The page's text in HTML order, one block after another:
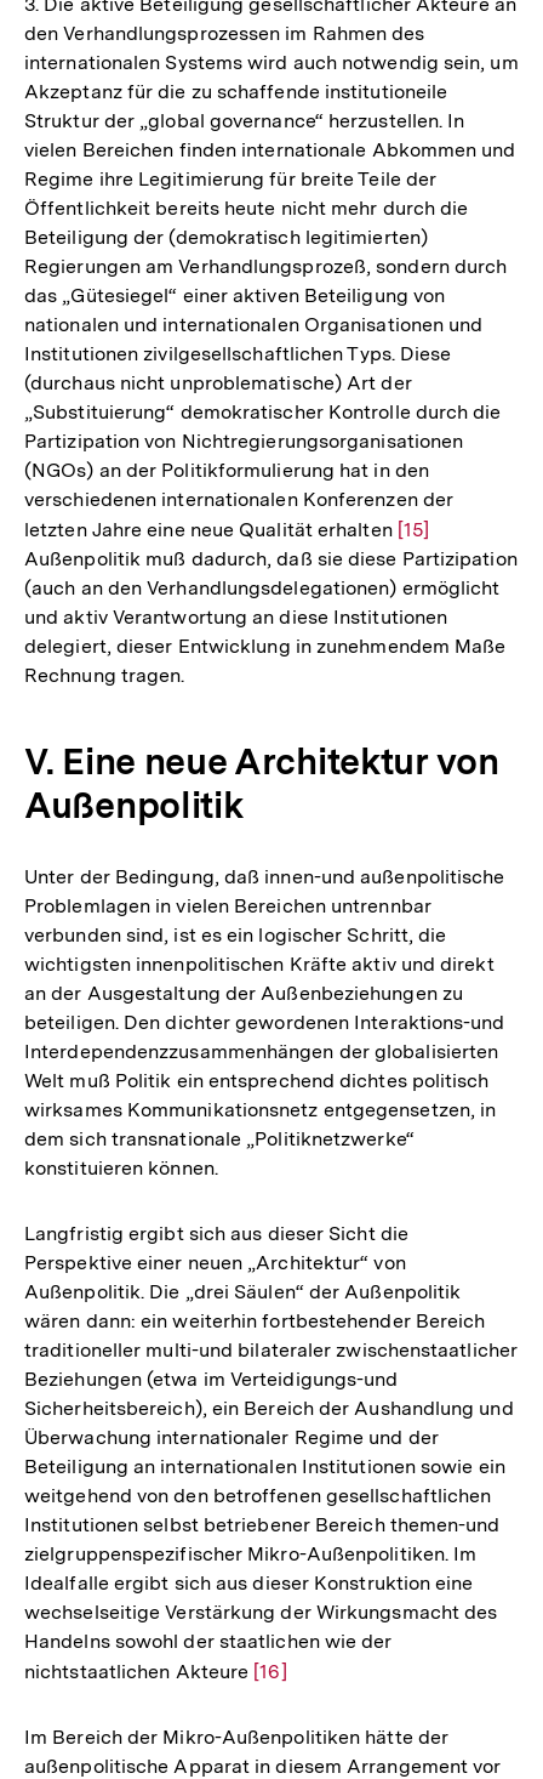
Fußnote
den Verhandlungsprozessen im Rahmen des
internationalen Systems wird auch notwendig sein, um
Akzeptanz für die zu schaffende institutioneile
Struktur der „global governance“ herzustellen. In
vielen Bereichen finden internationale Abkommen und
Regime ihre Legitimierung für breite Teile der
Öffentlichkeit bereits heute nicht mehr durch die
Beteiligung der (demokratisch legitimierten)
Regierungen am Verhandlungsprozeß, sondern durch
das „Gütesiegel“ einer aktiven Beteiligung von
nationalen und internationalen Organisationen und
Institutionen zivilgesellschaftlichen Typs. Diese
(durchaus nicht unproblematische) Art der
„Substituierung“ demokratischer Kontrolle durch die
Partizipation von Nichtregierungsorganisationen
(NGOs) an der Politikformulierung hat in den
verschiedenen internationalen Konferenzen der
letzten Jahre eine neue Qualität erhalten Zur
Auflösung
der
Fußnote
[15]
Außenpolitik muß dadurch, daß sie diese Partizipation
(auch an den Verhandlungsdelegationen) ermöglicht
und aktiv Verantwortung an diese Institutionen
delegiert, dieser Entwicklung in zunehmendem Maße
Rechnung tragen.
V. Eine neue Architektur von
Außenpolitik
Unter der Bedingung, daß innen-und außenpolitische
Problemlagen in vielen Bereichen untrennbar
verbunden sind, ist es ein logischer Schritt, die
wichtigsten innenpolitischen Kräfte aktiv und direkt
an der Ausgestaltung der Außenbeziehungen zu
beteiligen. Den dichter gewordenen Interaktions-und
Interdependenzzusammenhängen der globalisierten
Welt muß Politik ein entsprechend dichtes politisch
wirksames Kommunikationsnetz entgegensetzen, in
dem sich transnationale „Politiknetzwerke“
konstituieren können.
Langfristig ergibt sich aus dieser Sicht die
Perspektive einer neuen „Architektur“ von
Außenpolitik. Die „drei Säulen“ der Außenpolitik
wären dann: ein weiterhin fortbestehender Bereich
traditioneller multi-und bilateraler zwischenstaatlicher
Beziehungen (etwa im Verteidigungs-und
Sicherheitsbereich), ein Bereich der Aushandlung und
Überwachung internationaler Regime und der
Beteiligung an internationalen Institutionen sowie ein
weitgehend von den betroffenen gesellschaftlichen
Institutionen selbst betriebener Bereich themen-und
zielgruppenspezifischer Mikro-Außenpolitiken. Im
Idealfalle ergibt sich aus dieser Konstruktion eine
wechselseitige Verstärkung der Wirkungsmacht des
Handelns sowohl der staatlichen wie der
nichtstaatlichen Akteure Zur
der
Fußnote
[16]
Im Bereich der Mikro-Außenpolitiken hätte der
außenpolitische Apparat in diesem Arrangement vor